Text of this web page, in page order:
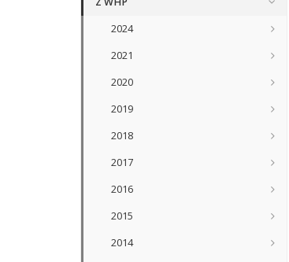
2024
2021
2020
2019
2018
2017
2016
2015
2014